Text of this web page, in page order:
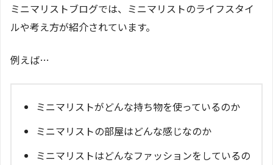
ミニマリストブログでは、ミニマリストのライフスタイ
ルや考え方が紹介されています。
例えば…
ミニマリストがどんな持ち物を使っているのか
ミニマリストの部屋はどんな感じなのか
ミニマリストはどんなファッションをしているの